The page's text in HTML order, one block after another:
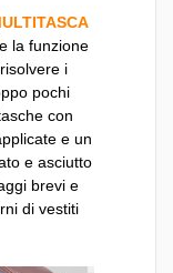
la funzione
i
pochi
con
e un
e asciutto
brevi e
di vestiti